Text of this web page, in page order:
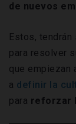
de nuevos
Estos, tendrán
para resolver
que empiezan
a definir la
para reforzar